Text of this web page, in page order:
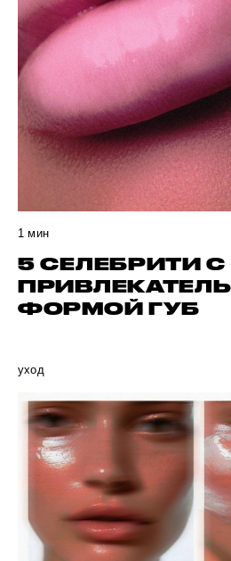
1 мин
5 СЕЛЕБРИТИ
ФОРМОЙ ГУБ
уход